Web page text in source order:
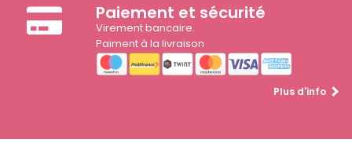
Paiement et sécurité
Virement bancaire.
Paiment à la livraison
Plus d'info